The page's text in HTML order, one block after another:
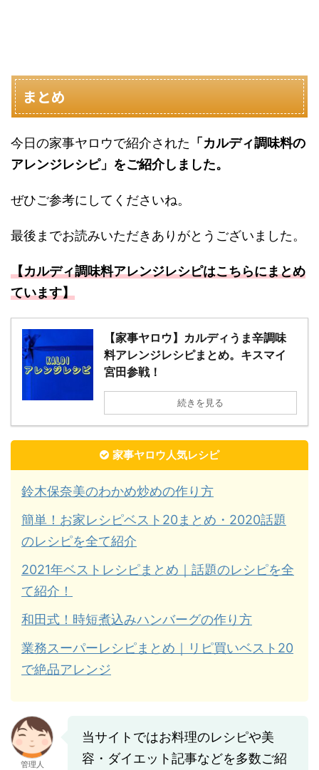
まとめ
今日の家事ヤロウで紹介された 「カルディ調味料の
アレンジレシピ」をご紹介しました。
ぜひご参考にしてくださいね。
最後までお読みいただきありがとうございました。
【カルディ調味料アレンジレシピはこちらにまとめ
ています】
【家事ヤロウ】カルディうま辛調味
料アレンジレシピまとめ。キスマイ
宮田参戦！
続きを見る
家事ヤロウ人気レシピ
鈴木保奈美のわかめ炒めの作り方
簡単！お家レシピベスト20まとめ・2020話題
のレシピを全て紹介
2021年ベストレシピまとめ｜話題のレシピを全
て紹介！
和田式！時短煮込みハンバーグの作り方
業務スーパーレシピまとめ｜リピ買いベスト20
で絶品アレンジ
管理人
当サイトではお料理のレシピや美
容・ダイエット記事などを多数ご紹